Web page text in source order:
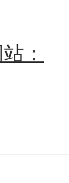
：